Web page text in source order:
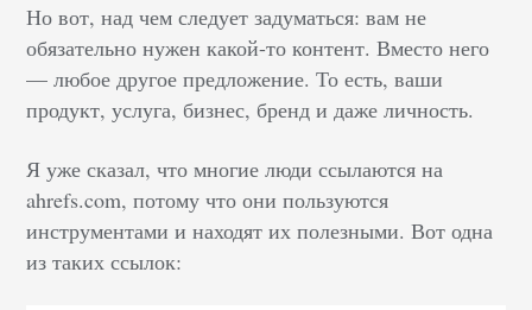
Но вот, над чем следует задуматься: вам не
обязательно нужен какой-то контент. Вместо него
— любое другое предложение. То есть, ваши
продукт, услуга, бизнес, бренд и даже личность.
Я уже сказал, что многие люди ссылаются на
ahrefs.com, потому что они пользуются
инструментами и находят их полезными. Вот одна
из таких ссылок: